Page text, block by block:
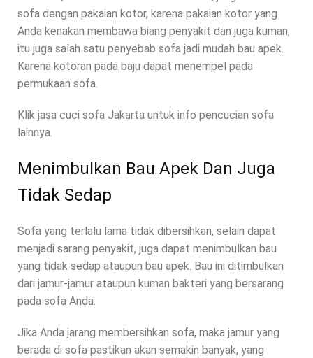
sofa dengan pakaian kotor, karena pakaian kotor yang
Anda kenakan membawa biang penyakit dan juga kuman,
itu juga salah satu penyebab sofa jadi mudah bau apek.
Karena kotoran pada baju dapat menempel pada
permukaan sofa.
Klik jasa cuci sofa Jakarta untuk info pencucian sofa
lainnya.
Menimbulkan Bau Apek Dan Juga
Tidak Sedap
Sofa yang terlalu lama tidak dibersihkan, selain dapat
menjadi sarang penyakit, juga dapat menimbulkan bau
yang tidak sedap ataupun bau apek. Bau ini ditimbulkan
dari jamur-jamur ataupun kuman bakteri yang bersarang
pada sofa Anda.
Jika Anda jarang membersihkan sofa, maka jamur yang
berada di sofa pastikan akan semakin banyak, yang